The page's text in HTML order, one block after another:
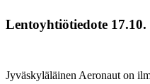
Lentoyhtiötiedote 17.10.
Jyväskyläläinen Aeronaut on